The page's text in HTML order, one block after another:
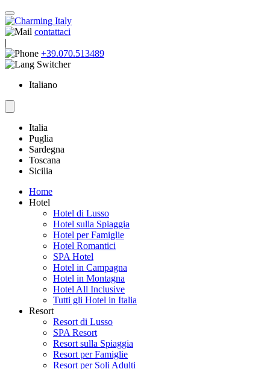
contattaci
|
+39.070.513489
Italiano
Italia
Puglia
Sardegna
Toscana
Sicilia
Home
Hotel
Hotel di Lusso
Hotel sulla Spiaggia
Hotel per Famiglie
Hotel Romantici
SPA Hotel
Hotel in Campagna
Hotel in Montagna
Hotel All Inclusive
Tutti gli Hotel in Italia
Resort
Resort di Lusso
SPA Resort
Resort sulla Spiaggia
Resort per Famiglie
Resort per Soli Adulti